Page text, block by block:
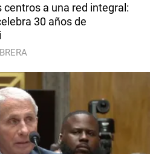
centros a una red integral:
30 años de